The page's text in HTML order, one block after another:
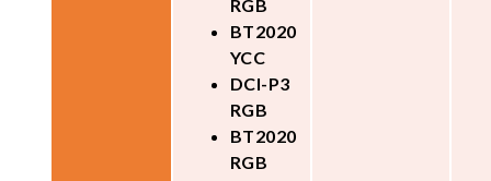
RGB
BT2020
YCC
DCI-P3
RGB
BT2020
RGB